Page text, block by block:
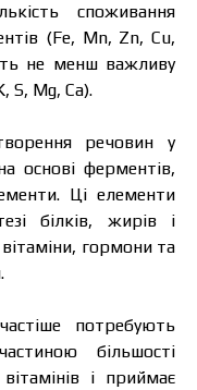
споживання
(Fe, Mn, Zn, Cu,
не менш важливу
S, Mg, Ca).
речовин у
основі ферментів,
Ці елементи
білків, жирів і
гормони та
потребують
більшості
і приймає